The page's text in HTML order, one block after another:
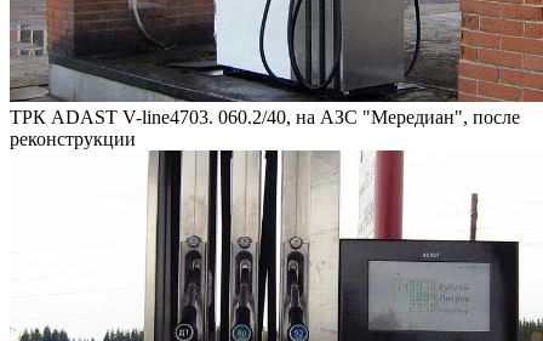
ТРК ADAST V-line4703. 060.2/40, на АЗС "Мередиан", после
реконструкции